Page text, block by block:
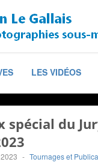
LES VIDÉOS
spécial du
- Tournages et